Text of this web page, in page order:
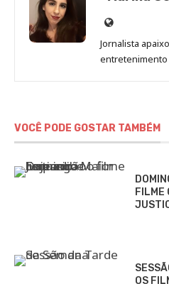
Site
de
Marina
Jornalista
entretenimento
VOCÊ PODE GOSTAR TAMBÉM
FILME
OS